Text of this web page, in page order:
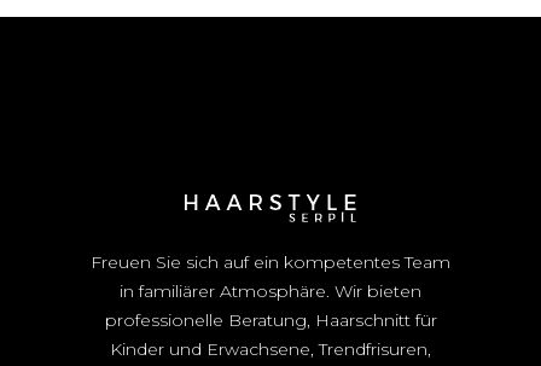
Freuen Sie sich auf ein kompetentes Team
in familiärer Atmosphäre. Wir bieten
professionelle Beratung, Haarschnitt für
Kinder und Erwachsene, Trendfrisuren,